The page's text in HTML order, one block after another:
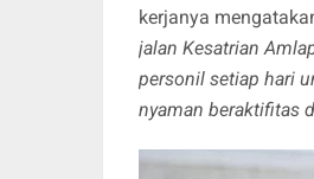
kerjanya
jalan Kesatrian
personil setiap hari
nyaman beraktifitas